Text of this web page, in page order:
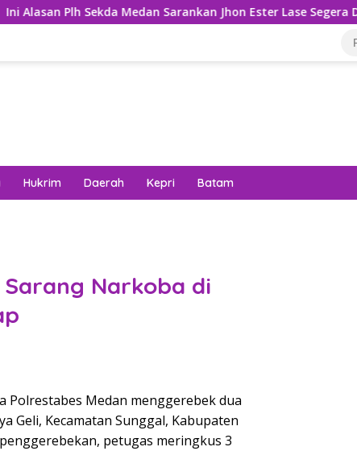
Plh Sekda Medan Sarankan Jhon Ester Lase Segera Dievaluasi
Hukrim Daerah Kepri Batam
Sarang Narkoba di
Polrestabes Medan menggerebek dua
Geli, Kecamatan Sunggal, Kabupaten
petugas meringkus 3